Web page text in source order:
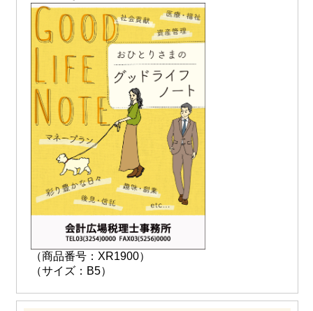
（商品番号：XR1900）
（サイズ：B5）